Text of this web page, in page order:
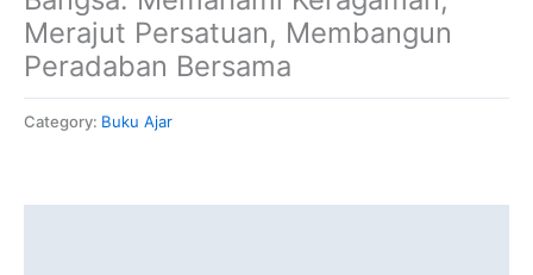
Merajut Persatuan, Membangun
Peradaban Bersama
Category: Buku Ajar